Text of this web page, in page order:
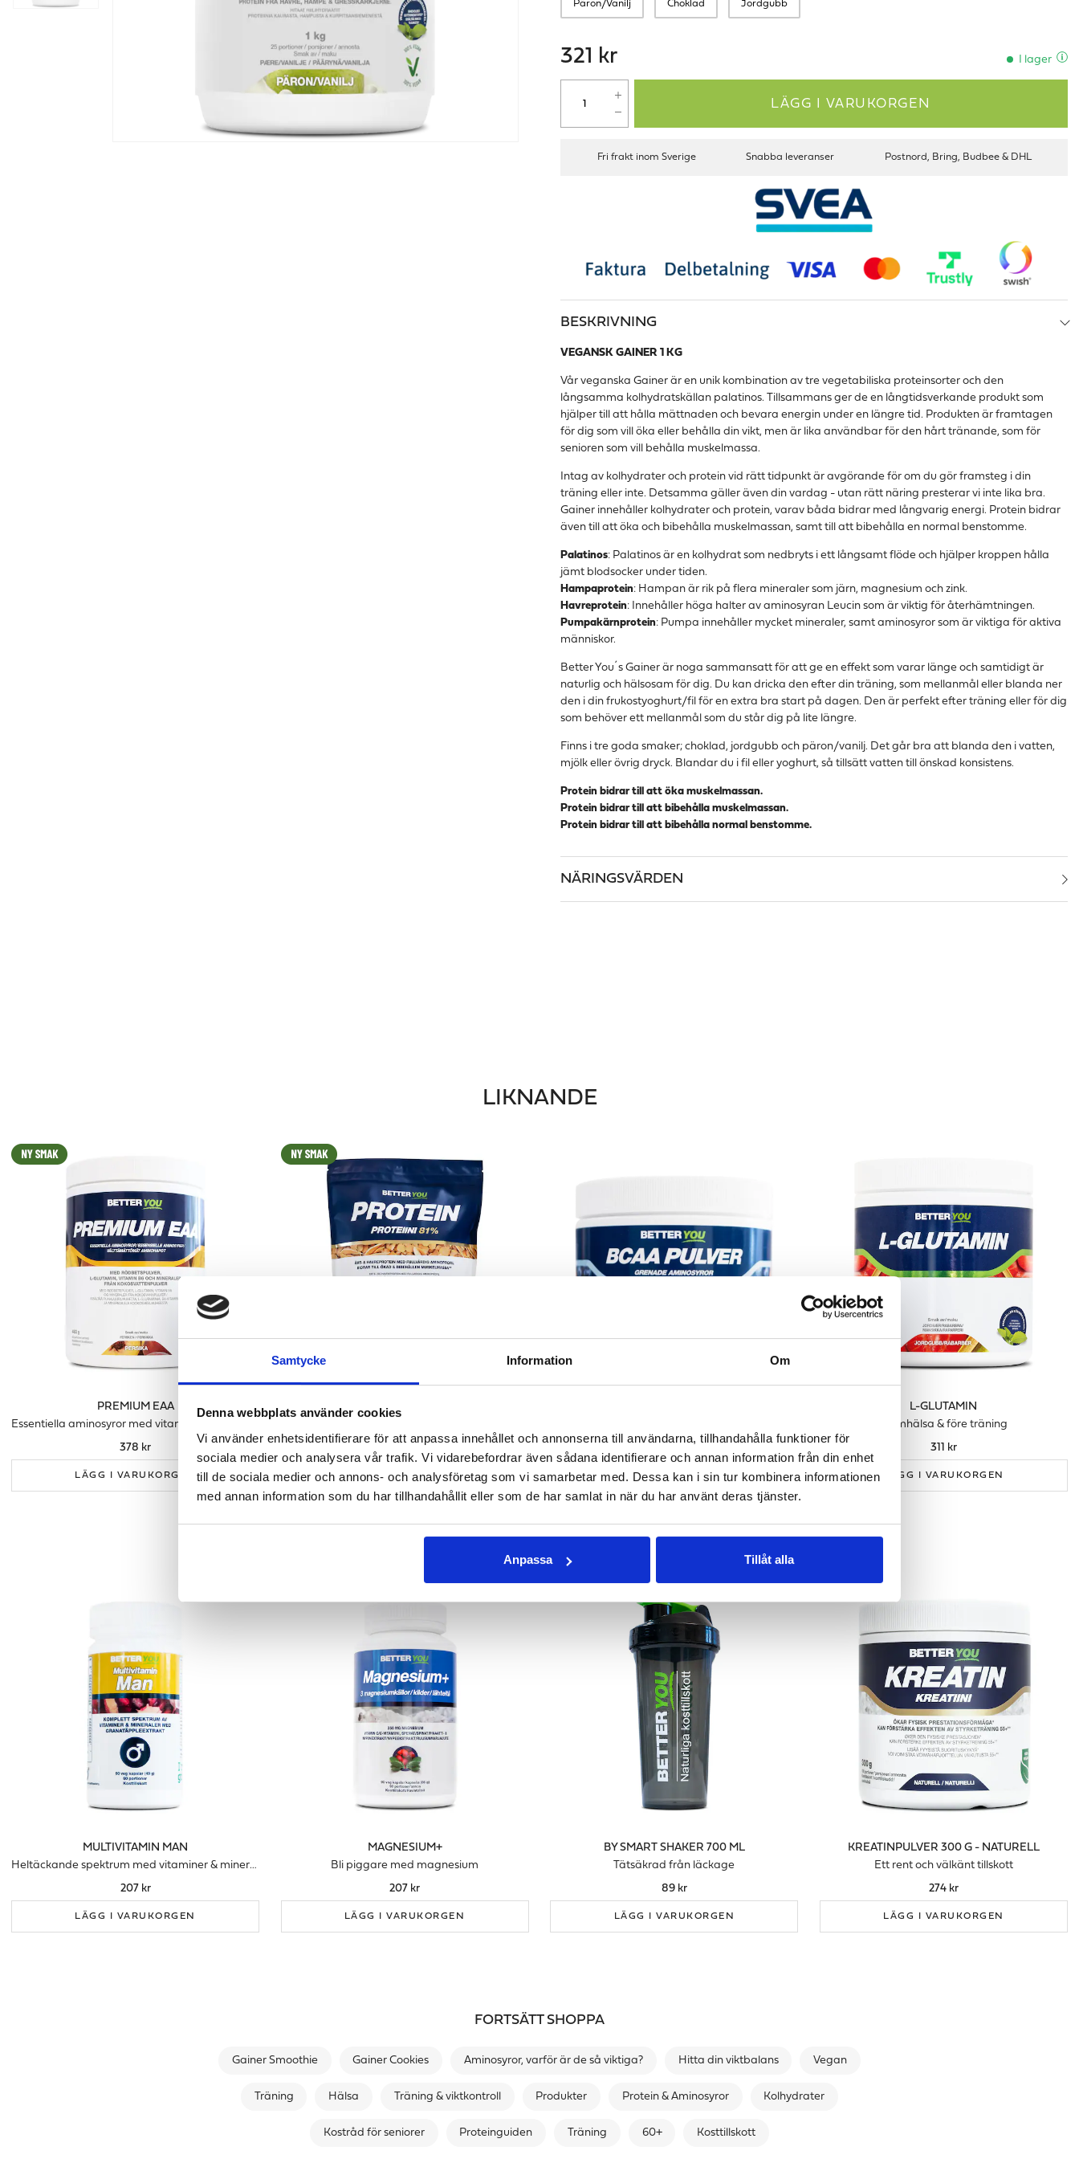
Samtycke Information Om
Denna webbplats använder cookies
Vi använder enhetsidentifierare för att anpassa innehållet och annonserna till användarna, tillhandahålla funktioner för
sociala medier och analysera vår trafik. Vi vidarebefordrar även sådana identifierare och annan information från din enhet
till de sociala medier och annons- och analysföretag som vi samarbetar med. Dessa kan i sin tur kombinera informationen
med annan information som du har tillhandahållit eller som de har samlat in när du har använt deras tjänster.
Anpassa Tillåt alla
Päron/Vanilj Choklad Jordgubb
321 kr I lager
LÄGG I VARUKORGEN
Fri frakt inom Sverige Snabba leveranser Postnord, Bring, Budbee & DHL
BESKRIVNING
VEGANSK GAINER 1 KG
Vår veganska Gainer är en unik kombination av tre vegetabiliska proteinsorter och den
långsamma kolhydratskällan palatinos. Tillsammans ger de en långtidsverkande produkt som
hjälper till att hålla mättnaden och bevara energin under en längre tid. Produkten är framtagen
för dig som vill öka eller behålla din vikt, men är lika användbar för den hårt tränande, som för
senioren som vill behålla muskelmassa.
Intag av kolhydrater och protein vid rätt tidpunkt är avgörande för om du gör framsteg i din
träning eller inte. Detsamma gäller även din vardag - utan rätt näring presterar vi inte lika bra.
Gainer innehåller kolhydrater och protein, varav båda bidrar med långvarig energi. Protein bidrar
även till att öka och bibehålla muskelmassan, samt till att bibehålla en normal benstomme.
Palatinos: Palatinos är en kolhydrat som nedbryts i ett långsamt flöde och hjälper kroppen hålla
jämt blodsocker under tiden.
Hampaprotein: Hampan är rik på flera mineraler som järn, magnesium och zink.
Havreprotein: Innehåller höga halter av aminosyran Leucin som är viktig för återhämtningen.
Pumpakärnprotein: Pumpa innehåller mycket mineraler, samt aminosyror som är viktiga för aktiva
människor.
Better You´s Gainer är noga sammansatt för att ge en effekt som varar länge och samtidigt är
naturlig och hälsosam för dig. Du kan dricka den efter din träning, som mellanmål eller blanda ner
den i din frukostyoghurt/fil för en extra bra start på dagen. Den är perfekt efter träning eller för dig
som behöver ett mellanmål som du står dig på lite längre.
Finns i tre goda smaker; choklad, jordgubb och päron/vanilj. Det går bra att blanda den i vatten,
mjölk eller övrig dryck. Blandar du i fil eller yoghurt, så tillsätt vatten till önskad konsistens.
Protein bidrar till att öka muskelmassan.
Protein bidrar till att bibehålla muskelmassan.
Protein bidrar till att bibehålla normal benstomme.
NÄRINGSVÄRDEN
LIKNANDE
PREMIUM EAA
378 kr
LÄGG I VARUKORGEN
ÄRT- & HAVREPROTEIN
LÄGG I VARUKORGEN LÄGG I VARUKORGEN
L-GLUTAMIN
Tarmhälsa & före träning
311 kr
LÄGG I VARUKORGEN
ANDRA KÖPTE
MULTIVITAMIN MAN
Heltäckande spektrum med vitaminer & mineraler för män
207 kr
LÄGG I VARUKORGEN
MAGNESIUM+
Bli piggare med magnesium
207 kr
LÄGG I VARUKORGEN
BY SMART SHAKER 700 ML
Tätsäkrad från läckage
89 kr
LÄGG I VARUKORGEN
KREATINPULVER 300 G - NATURELL
Ett rent och välkänt tillskott
274 kr
LÄGG I VARUKORGEN
FORTSÄTT SHOPPA
Gainer Smoothie Gainer Cookies Aminosyror, varför är de så viktiga? Hitta din viktbalans Vegan
Träning Hälsa Träning & viktkontroll Produkter Protein & Aminosyror Kolhydrater
Kostråd för seniorer Proteinguiden Träning 60+ Kosttillskott